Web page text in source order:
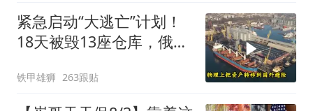
紧急启动“大逃亡”计划！
18天被毁13座仓库，俄电
策
铁甲雄狮 263跟贴